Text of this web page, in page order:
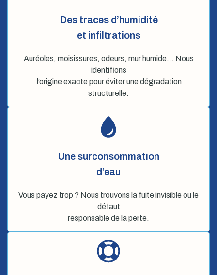
Des traces d’humidité
et infiltrations
Auréoles, moisissures, odeurs, mur humide… Nous
identifions
l’origine exacte pour éviter une dégradation
structurelle.
Une surconsommation
d’eau
Vous payez trop ? Nous trouvons la fuite invisible ou le
défaut
responsable de la perte.